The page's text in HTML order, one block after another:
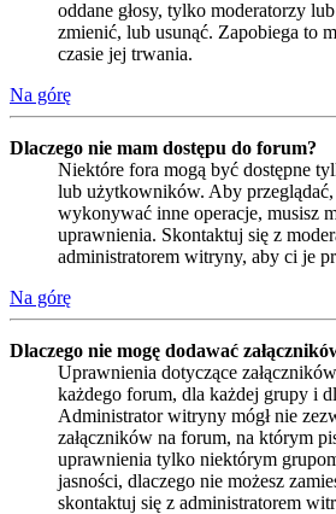
oddane głosy, tylko moderatorzy
zmienić, lub usunąć. Zapobiega to
czasie jej trwania.
Na górę
Dlaczego nie mam dostępu do forum?
Niektóre fora mogą być dostępne
lub użytkowników. Aby
wykonywać inne operacje, musisz
uprawnienia. Skontaktuj się z
administratorem witryny, aby ci je
Na górę
Dlaczego nie mogę dodawać
Uprawnienia dotyczące
każdego forum, dla każdej grupy i
Administrator witryny mógł nie
załączników na forum, na którym
uprawnienia tylko niektórym
jasności, dlaczego nie możesz
skontaktuj się z administratorem